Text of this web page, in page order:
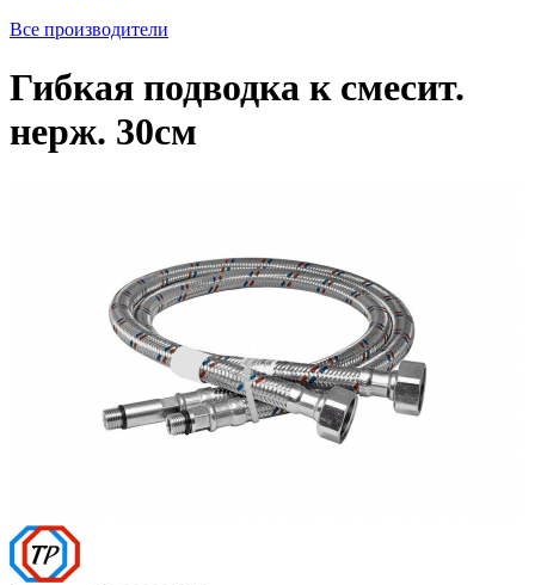
Все производители
Гибкая подводка к смесит.
нерж. 30см